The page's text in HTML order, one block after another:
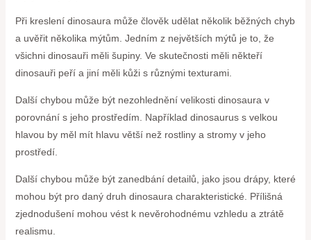
Při kreslení dinosaura může člověk udělat několik běžných chyb
a uvěřit několika mýtům. Jedním z největších mýtů je to, že
všichni dinosauři měli šupiny. Ve skutečnosti měli někteří
dinosauři peří a jiní měli kůži s různými texturami.
Další chybou může být nezohlednění velikosti dinosaura v
porovnání s jeho prostředím. Například dinosaurus s velkou
hlavou by měl mít hlavu větší než rostliny a stromy v jeho
prostředí.
Další chybou může být zanedbání detailů, jako jsou drápy, které
mohou být pro daný druh dinosaura charakteristické. Přílišná
zjednodušení mohou vést k nevěrohodnému vzhledu a ztrátě
realismu.